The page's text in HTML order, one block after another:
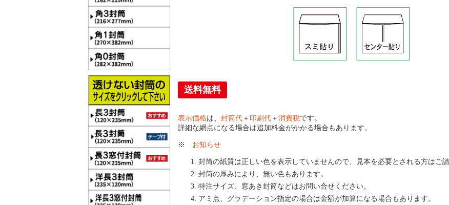
送料無料
表示価格は、 封筒代 ＋ 印刷代 ＋ 消費税です。
詳細な網点になる場合は追加料金がかかる場合もあります。
※ お知らせ
封筒の紙質は正しい色を表示していませんので、見本を必要とされる方はご請
封筒の厚みにより、無い色もあります。
特注サイズ、窓あき封筒などはお問い合せください。
アミ点、グラデーション指定の場合は金額が加算になる場合もあります。